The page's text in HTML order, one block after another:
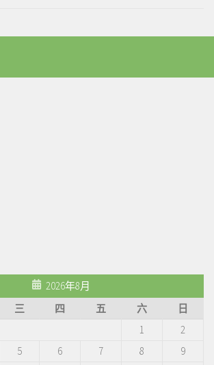
2026年8月
三 四 五 六 日
1
2
5 6 7 8
9